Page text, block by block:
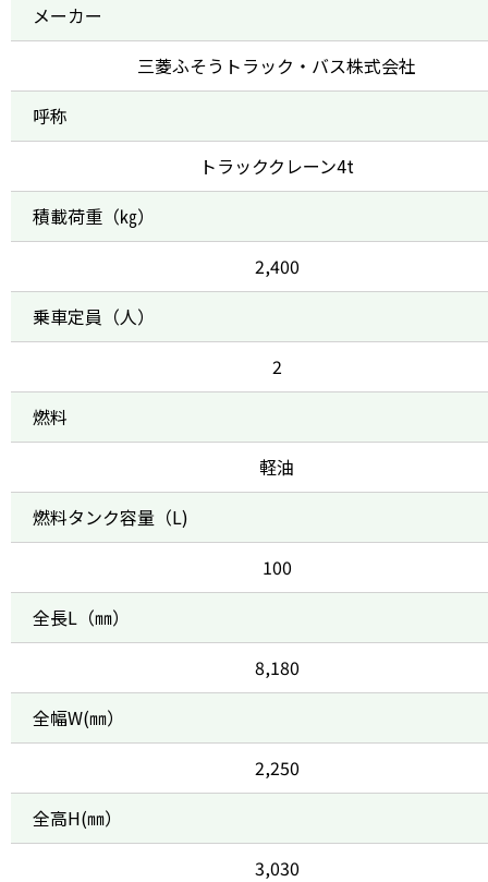
メーカー
三菱ふそうトラック・バス株式会社
呼称
トラッククレーン4t
積載荷重（㎏）
2,400
乗車定員（人）
2
燃料
軽油
燃料タンク容量（L)
100
全長L（㎜）
8,180
全幅W(㎜）
2,250
全高H(㎜）
3,030